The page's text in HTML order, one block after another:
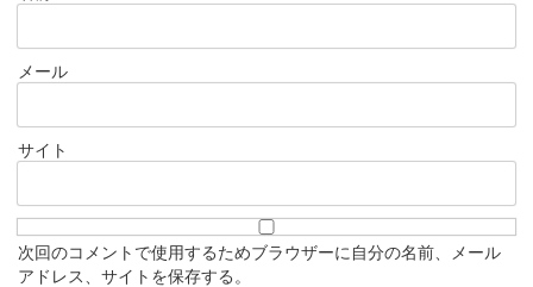
メール
サイト
次回のコメントで使用するためブラウザーに自分の名前、メール
アドレス、サイトを保存する。